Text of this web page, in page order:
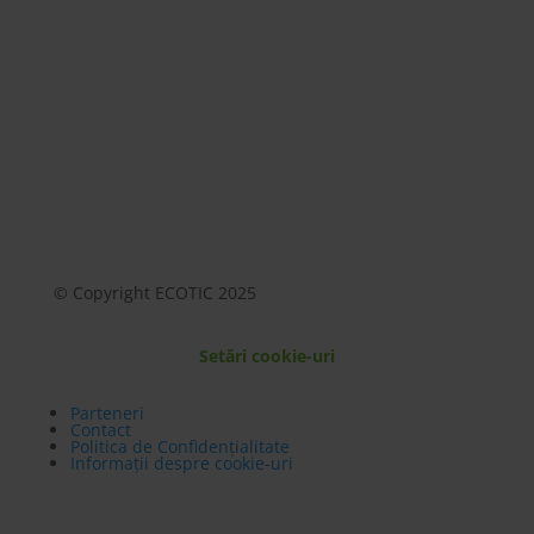
© Copyright ECOTIC 2025
Setări cookie-uri
Parteneri
Contact
Politica de Confidențialitate
Informații despre cookie-uri